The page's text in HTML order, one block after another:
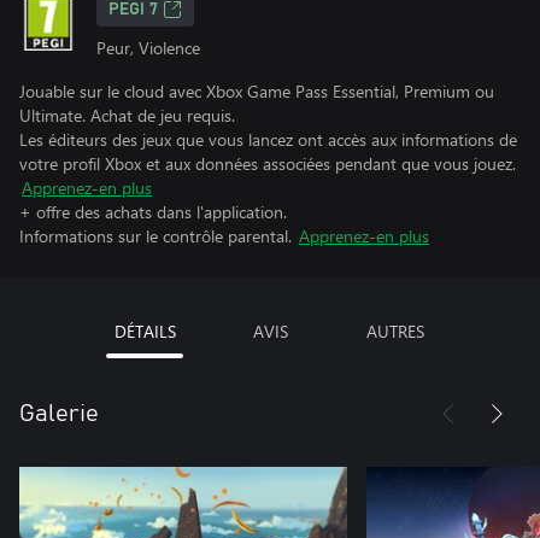
PEGI 7
Peur, Violence
Jouable sur le cloud avec Xbox Game Pass Essential, Premium ou
Ultimate. Achat de jeu requis.
Les éditeurs des jeux que vous lancez ont accès aux informations de
votre profil Xbox et aux données associées pendant que vous jouez.
Apprenez-en plus
+ offre des achats dans l'application.
Informations sur le contrôle parental. Apprenez-en plus
DÉTAILS AVIS AUTRES
Galerie